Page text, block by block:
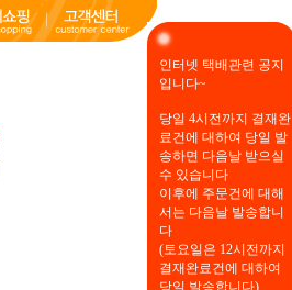
인터넷 택배관련 공지
입니다~
당일 4시전까지 결재완
료건에 대하여 당일 발
송하면 다음날 받으실
수 있습니다
이후에 주문건에 대해
서는 다음날 발송합니
다
(토요일은 12시전까지
결재완료건에 대하여
당일 발송합니다)